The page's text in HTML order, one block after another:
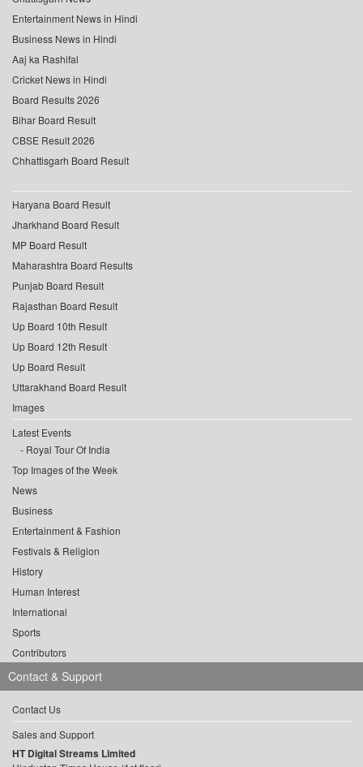
Entertainment News in Hindi
Business News in Hindi
Aaj ka Rashifal
Cricket News in Hindi
Board Results 2026
Bihar Board Result
CBSE Result 2026
Chhattisgarh Board Result
Haryana Board Result
Jharkhand Board Result
MP Board Result
Maharashtra Board Results
Punjab Board Result
Rajasthan Board Result
Up Board 10th Result
Up Board 12th Result
Up Board Result
Uttarakhand Board Result
Images
Latest Events
Royal Tour Of India
Top Images of the Week
News
Business
Entertainment & Fashion
Festivals & Religion
History
Human Interest
International
Sports
Contributors
Contact & Support
Contact Us
Sales and Support
HT Digital Streams Limited